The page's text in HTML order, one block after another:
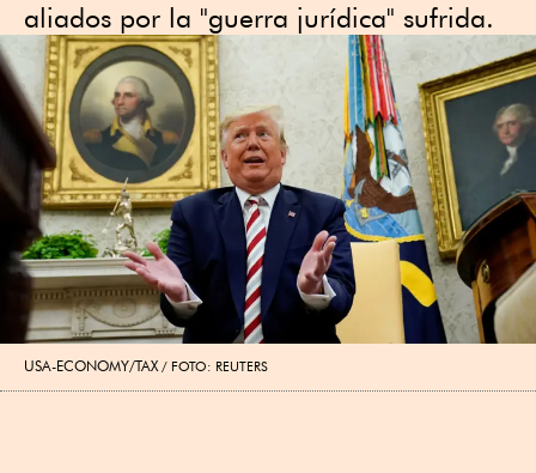
aliados por la "guerra jurídica" sufrida.
USA-ECONOMY/TAX FOTO: REUTERS